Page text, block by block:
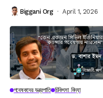
Biggani Org April 1, 2026
গবেষকদের যন্ত্রপাতি চিকিৎসা বিদ্যা